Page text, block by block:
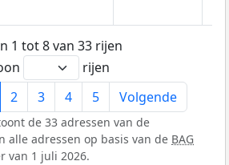
1 tot 8 van 33 rijen
rijen
2 3 4 5 Volgende
de 33 adressen van de
alle adressen op basis van de BAG
van 1 juli 2026.